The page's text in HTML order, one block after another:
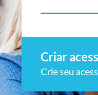
Criar
Crie seu